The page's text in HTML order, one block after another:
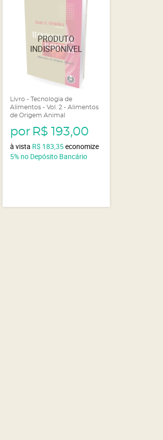
Livro - Tecnologia de
Alimentos - Vol. 2 - Alimentos
de Origem Animal
por R$ 193,00
à vista R$ 183,35economize
5% no Depósito Bancário